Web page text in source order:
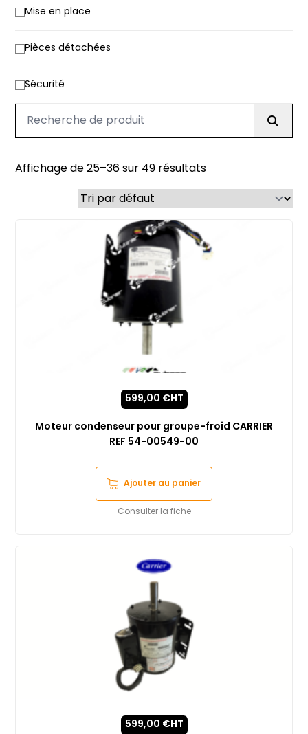
Mise en place
Pièces détachées
Sécurité
Affichage de 25–36 sur 49 résultats
Moteur condenseur pour groupe-froid CARRIER
REF 54-00549-00
599,00 €HT
Ajouter au panier
Consulter la fiche
599,00 €HT